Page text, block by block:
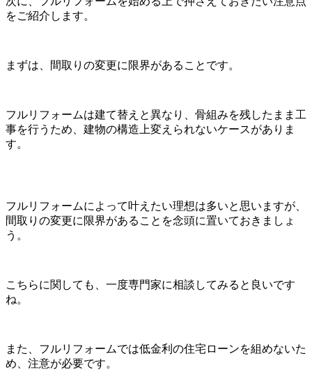
をご紹介します。
まずは、間取りの変更に限界があることです。
フルリフォームは建て替えと異なり、骨組みを残したまま工
事を行うため、建物の構造上変えられないケースがありま
す。
フルリフォームによって叶えたい理想は多いと思いますが、
間取りの変更に限界があることを念頭に置いておきましょ
う。
こちらに関しても、一度専門家に相談してみると良いです
ね。
また、フルリフォームでは低金利の住宅ローンを組めないた
め、注意が必要です。